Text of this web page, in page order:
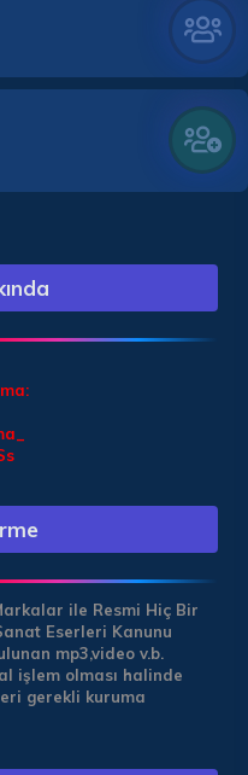
ile Resmi Hiç Bir
Eserleri Kanunu
mp3,video v.b.
işlem olması halinde
gerekli kuruma